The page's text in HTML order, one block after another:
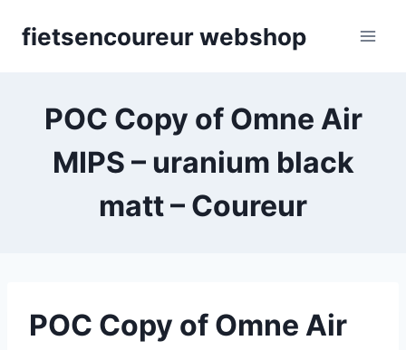
fietsencoureur webshop
POC Copy of Omne Air
MIPS – uranium black
matt – Coureur
POC Copy of Omne Air